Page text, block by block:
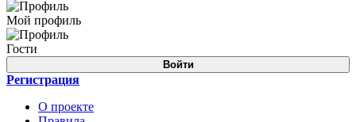
Мой профиль
Гости
Войти
Регистрация
О проекте